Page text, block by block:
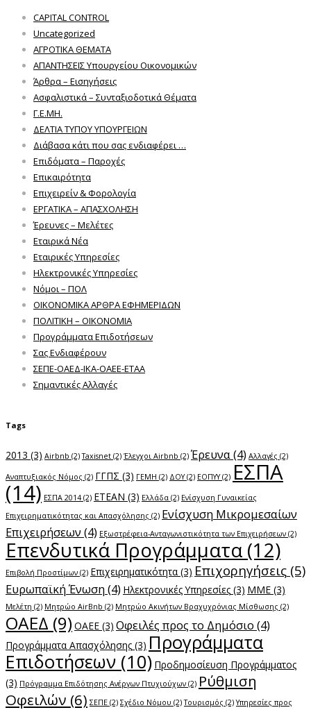
CAPITAL CONTROL
Uncategorized
ΑΓΡΟΤΙΚΑ ΘΕΜΑΤΑ
ΑΠΑΝΤΗΣΕΙΣ Υπουργείου Οικονομικών
Άρθρα – Εισηγήσεις
Ασφαλιστικά – Συνταξιοδοτικά Θέματα
Γ.Ε.ΜΗ.
ΔΕΛΤΙΑ ΤΥΠΟΥ ΥΠΟΥΡΓΕΙΩΝ
Διάβασα κάτι που σας ενδιαφέρει …
Επιδόματα – Παροχές
Επικαιρότητα
Επιχειρείν & Φορολογία
ΕΡΓΑΤΙΚΑ – ΑΠΑΣΧΟΛΗΣΗ
Έρευνες – Μελέτες
Εταιρικά Νέα
Εταιρικές Υπηρεσίες
Ηλεκτρονικές Υπηρεσίες
Νόμοι – ΠΟΛ
ΟΙΚΟΝΟΜΙΚΑ ΑΡΘΡΑ ΕΦΗΜΕΡΙΔΩΝ
ΠΟΛΙΤΙΚΗ – ΟΙΚΟΝΟΜΙΑ
Προγράμματα Επιδοτήσεων
Σας Ενδιαφέρουν
ΣΕΠΕ-ΟΑΕΔ-ΙΚΑ-ΟΑΕΕ-ΕΤΑΑ
Σημαντικές Αλλαγές
Tags
2013 (3) Airbnb (2) Taxisnet (2) Έλεγχοι Airbnb (2) Έρευνα(4) Αλλαγές (2)
Αναπτυξιακός Νόμος (2) ΓΓΠΣ (3) ΓΕΜΗ (2) ΔΟΥ(2) ΕΟΠΥΥ(2) ΕΣΠΑ
(14) ΕΣΠΑ 2014 (2) ΕΤΕΑΝ (3) Ελλάδα (2) Ενίσχυση Γυναικείας
Επιχειρηματικότητας και Απασχόλησης (2) Ενίσχυση Μικρομεσαίων
Επιχειρήσεων (4) Εξωστρέφεια-Ανταγωνιστικότητα των Επιχειρήσεων (2)
Επενδυτικά Προγράμματα (12)
Επιβολή Προστίμων (2) Επιχειρηματικότητα (3) Επιχορηγήσεις (5)
Ευρωπαϊκή Ένωση(4) Ηλεκτρονικές Υπηρεσίες (3) ΜΜΕ (3)
Μελέτη (2) Μητρώο AirBnb (2) Μητρώο Ακινήτων Βραχυχρόνιας Μίσθωσης (2)
ΟΑΕΔ (9) ΟΑΕΕ (3) Οφειλές προς το Δημόσιο (4)
Προγράμματα Απασχόλησης (3) Προγράμματα
Επιδοτήσεων (10) Προδημοσίευση Προγράμματος
(3) Πρόγραμμα Επιδότησης Ανέργων Πτυχιούχων (2) Ρύθμιση
Οφειλών (6) ΣΕΠΕ (2) Σχέδιο Νόμου (2) Τουρισμός (2) Υπηρεσίες προς